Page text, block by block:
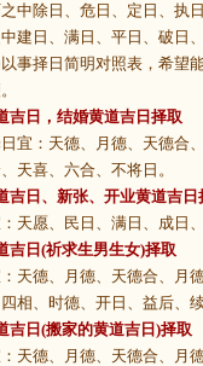
中除日、危日、定日、执
建日、满日、平日、破日
事择日简明对照表，希望
吉日 ，结婚黄道吉日择取
宜：天德、月德、天德合
天喜、六合、不将日。
吉日 、新张、开业黄道吉日
天愿、民日、满日、成日
吉日 (祈求生男生女)择取
天德、月德、天德合、月
相、时德、开日、益后、续
吉日 (搬家的黄道吉日)择取
天德、月德、天德合、月